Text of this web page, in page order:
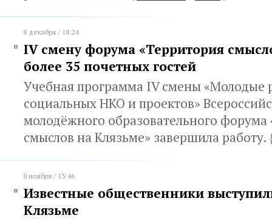
8 декабря / 18:24
IV смену форума «Территория
более 35 почетных гостей
Учебная программа IV смены «Молодые
социальных НКО и проектов»
молодёжного образовательного форума
смыслов на Клязьме» завершила работу.
8 ноября / 13:46
Известные общественники
Клязьме